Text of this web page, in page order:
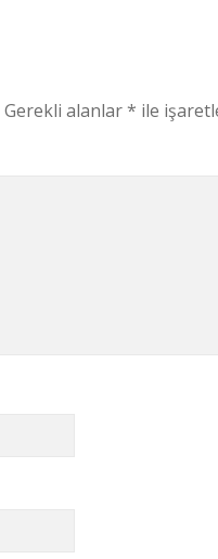
Gerekli alanlar* ile